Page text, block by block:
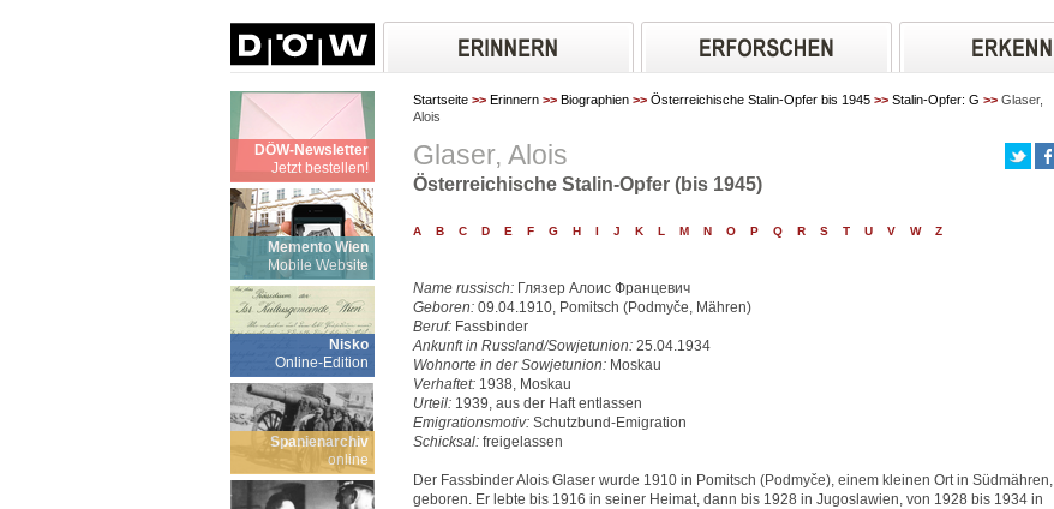
DÖW-Newsletter
Jetzt bestellen!
Memento Wien
Mobile Website
Nisko
Online-Edition
Spanienarchiv
online
Startseite >> Erinnern >> Biographien >> Österreichische Stalin-Opfer bis 1945 >> Stalin-Opfer: G >> Glaser,
Alois
Glaser, Alois
Österreichische Stalin-Opfer (bis 1945)
A B C D E F G H I J K L M N O P Q R S T U V W Z
Name russisch: Глязер Алоис Францевич
Geboren: 09.04.1910, Pomitsch (Podmyče, Mähren)
Beruf: Fassbinder
Ankunft in Russland/Sowjetunion: 25.04.1934
Wohnorte in der Sowjetunion: Moskau
Verhaftet: 1938, Moskau
Urteil: 1939, aus der Haft entlassen
Emigrationsmotiv: Schutzbund-Emigration
Schicksal: freigelassen
Der Fassbinder Alois Glaser wurde 1910 in Pomitsch (Podmyče), einem kleinen Ort in Südmähren,
geboren. Er lebte bis 1916 in seiner Heimat, dann bis 1928 in Jugoslawien, von 1928 bis 1934 in